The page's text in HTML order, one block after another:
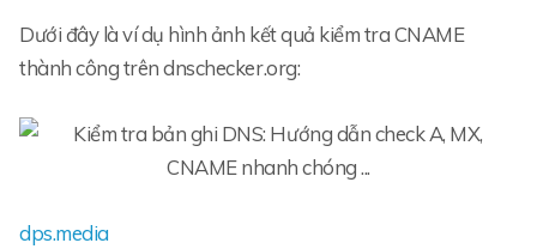
Dưới đây là ví dụ hình ảnh kết quả kiểm tra CNAME
thành công trên dnschecker.org:
dps.media